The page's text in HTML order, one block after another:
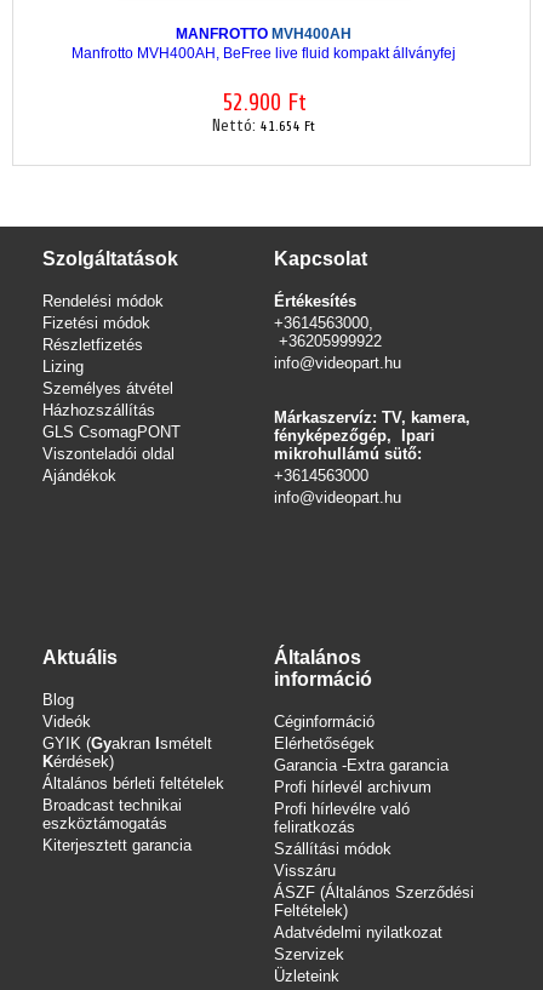
MANFROTTO MVH400AH
Manfrotto MVH400AH, BeFree live fluid kompakt állványfej
52.900 Ft
Nettó: 41.654 Ft
Szolgáltatások
Rendelési módok
Fizetési módok
Részletfizetés
Lizing
Személyes átvétel
Házhozszállítás
GLS CsomagPONT
Viszonteladói oldal
Ajándékok
Kapcsolat
Értékesítés
+3614563000,
+36205999922
info@videopart.hu
Márkaszervíz: TV, kamera,
fényképezőgép, Ipari
mikrohullámú sütő:
+3614563000
info@videopart.hu
Aktuális
Blog
Videók
GYIK (Gyakran smételt
Kérdések)
Általános bérleti feltételek
Broadcast technikai
eszköztámogatás
Kiterjesztett garancia
Általános
információ
Céginformáció
Elérhetőségek
Garancia -Extra garancia
Profi hírlevél archivum
Profi hírlevélre való
feliratkozás
Szállítási módok
Visszáru
ÁSZF (Általános Szerződési
Feltételek)
Adatvédelmi nyilatkozat
Szervizek
Üzleteink